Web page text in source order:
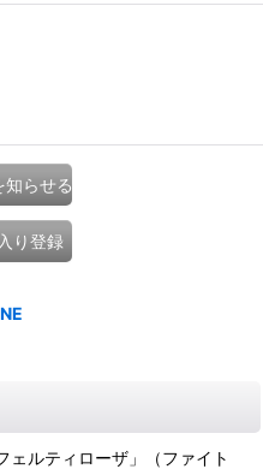
知らせる
り登録
ェルティローザ」（ファイト